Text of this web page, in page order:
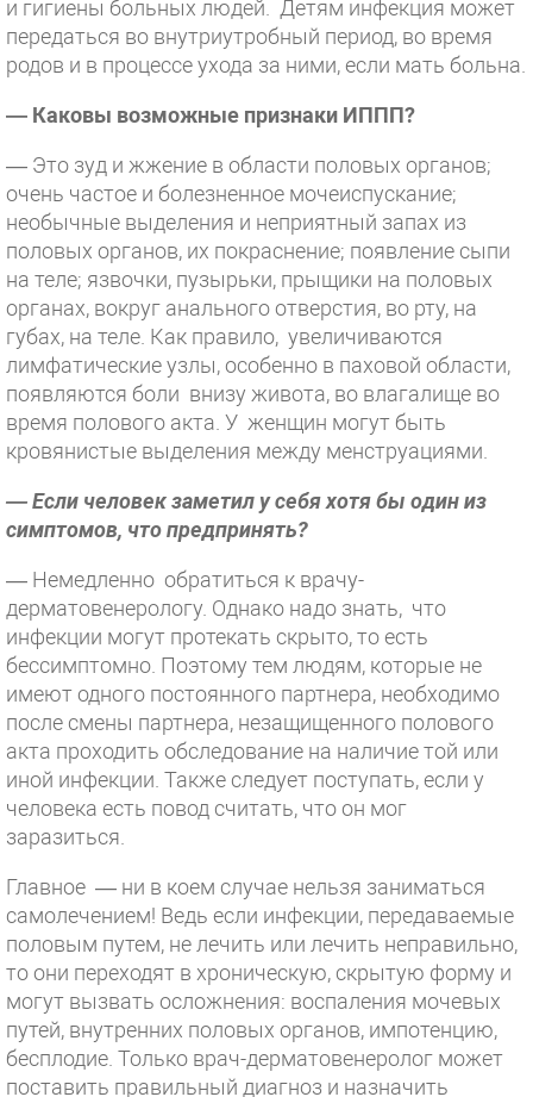
и гигиены больных людей. Детям инфекция может
передаться во внутриутробный период, во время
родов и в процессе ухода за ними, если мать больна.
— Каковы возможные признаки ИППП?
— Это зуд и жжение в области половых органов;
очень частое и болезненное мочеиспускание;
необычные выделения и неприятный запах из
половых органов, их покраснение; появление сыпи
на теле; язвочки, пузырьки, прыщики на половых
органах, вокруг анального отверстия, во рту, на
губах, на теле. Как правило, увеличиваются
лимфатические узлы, особенно в паховой области,
появляются боли внизу живота, во влагалище во
время полового акта. У женщин могут быть
кровянистые выделения между менструациями.
— Если человек заметил у себя хотя бы один из
симптомов, что предпринять?
— Немедленно обратиться к врачу-
дерматовенерологу. Однако надо знать, что
инфекции могут протекать скрыто, то есть
бессимптомно. Поэтому тем людям, которые не
имеют одного постоянного партнера, необходимо
после смены партнера, незащищенного полового
акта проходить обследование на наличие той или
иной инфекции. Также следует поступать, если у
человека есть повод считать, что он мог
заразиться.
Главное — ни в коем случае нельзя заниматься
самолечением! Ведь если инфекции, передаваемые
половым путем, не лечить или лечить неправильно,
то они переходят в хроническую, скрытую форму и
могут вызвать осложнения: воспаления мочевых
путей, внутренних половых органов, импотенцию,
бесплодие. Только врач-дерматовенеролог может
поставить правильный диагноз и назначить